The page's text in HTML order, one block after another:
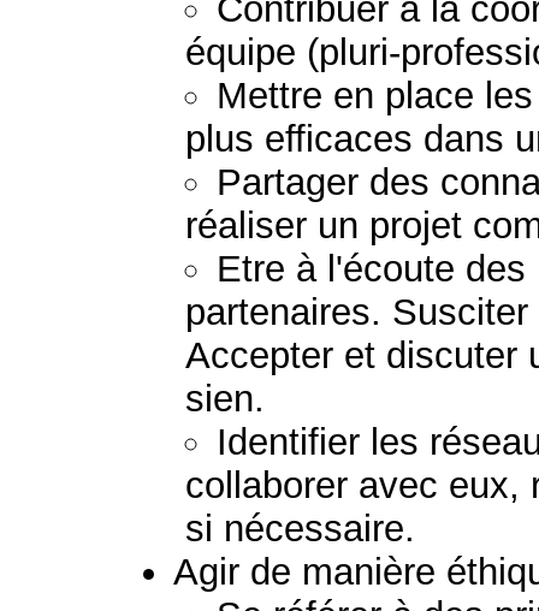
Contribuer à la
équipe (pluri-
Mettre en place
plus efficaces dans
Partager des
réaliser un projet
Etre à l'écoute
partenaires.
Accepter et discuter
sien.
Identifier les
collaborer avec eux,
si nécessaire.
Agir de manière